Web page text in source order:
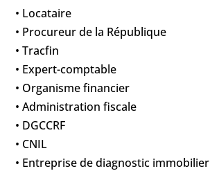
• Locataire
• Procureur de la République
• Tracfin
• Expert-comptable
• Organisme financier
• Administration fiscale
• DGCCRF
• CNIL
• Entreprise de diagnostic immobilier